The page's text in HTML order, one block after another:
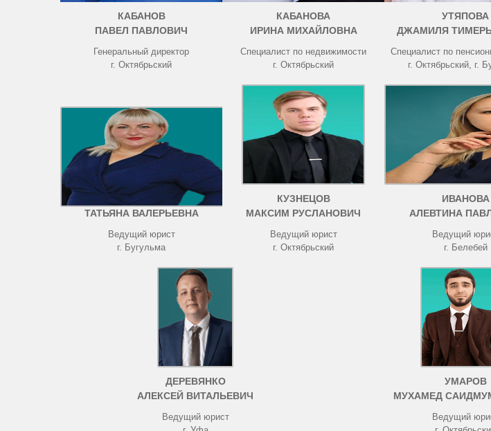
КАБАНОВ
ПАВЕЛ ПАВЛОВИЧ
Генеральный директор
г. Октябрьский
КАБАНОВА
ИРИНА МИХАЙЛОВНА
Специалист по недвижимости
г. Октябрьский
УТЯПОВА
ДЖАМИЛЯ
Специалист по
г. Октябрьский, г.
ЧИСТОВА
ТАТЬЯНА ВАЛЕРЬЕВНА
Ведущий юрист
г. Бугульма
КУЗНЕЦОВ
МАКСИМ РУСЛАНОВИЧ
Ведущий юрист
г. Октябрьский
ИВАНОВА
АЛЕВТИНА
Ведущий
г. Белебей
ДЕРЕВЯНКО
АЛЕКСЕЙ ВИТАЛЬЕВИЧ
Ведущий юрист
УМАРОВ
МУХАМЕД
Ведущий